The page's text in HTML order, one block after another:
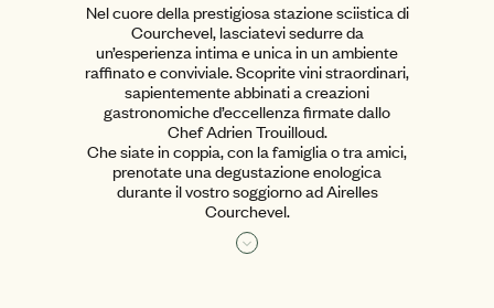
Nel cuore della prestigiosa stazione sciistica di
Courchevel, lasciatevi sedurre da
un’esperienza intima e unica in un ambiente
raffinato e conviviale. Scoprite vini straordinari,
sapientemente abbinati a creazioni
gastronomiche d’eccellenza firmate dallo
Chef Adrien Trouilloud.
Che siate in coppia, con la famiglia o tra amici,
prenotate una degustazione enologica
durante il vostro soggiorno ad Airelles
Courchevel.
Leggi di più